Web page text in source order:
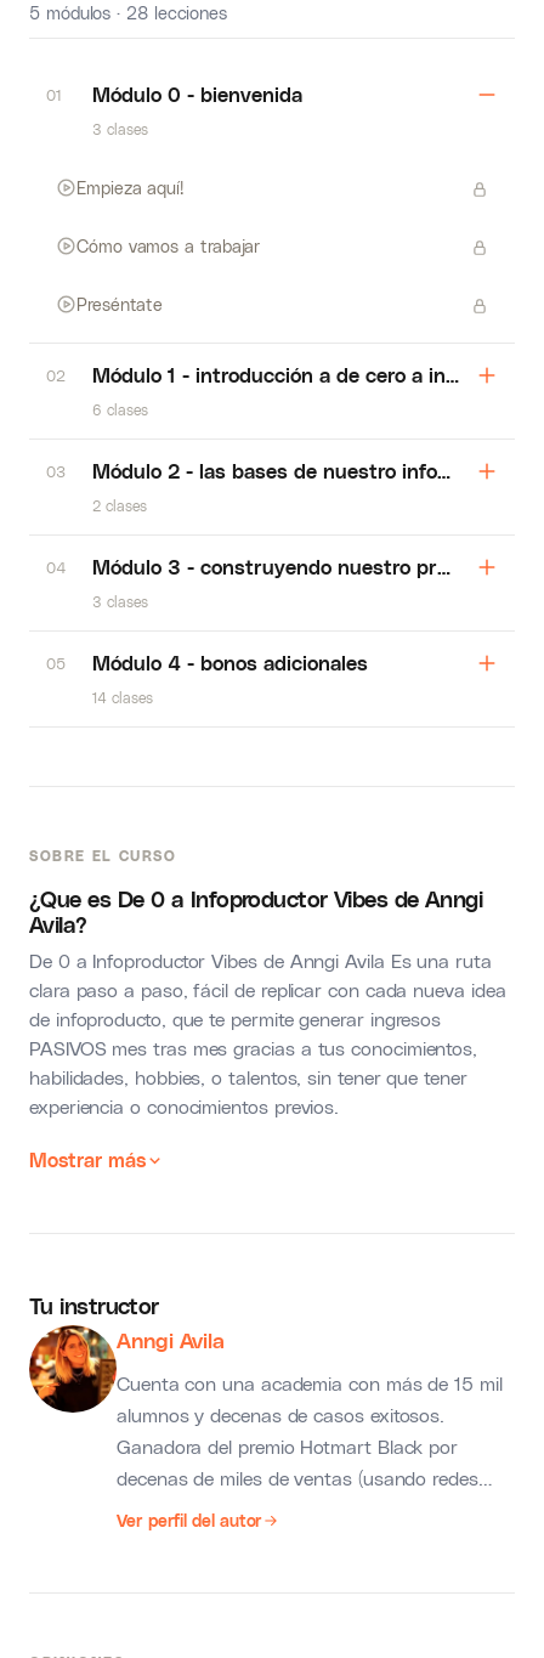
SOBRE EL CURSO
¿Que es De 0 a Infoproductor Vibes de Anngi
Avila?
De 0 a Infoproductor Vibes de Anngi Avila Es una ruta
clara paso a paso, fácil de replicar con cada nueva idea
de infoproducto, que te permite generar ingresos
PASIVOS mes tras mes gracias a tus conocimientos,
habilidades, hobbies, o talentos, sin tener que tener
experiencia o conocimientos previos.
Mostrar más
5 módulos · 28 lecciones
01 Módulo 0 - bienvenida
3 clases
Empieza aquí!
Cómo vamos a trabajar
Preséntate
02 Módulo 1 - introducción a de cero a infovibes!
6 clases
03 Módulo 2 - las bases de nuestro infoproducto
2 clases
04 Módulo 3 - construyendo nuestro producto
3 clases
05 Módulo 4 - bonos adicionales
14 clases
Tu instructor
Anngi Avila
Cuenta con una academia con más de 15 mil
alumnos y decenas de casos exitosos.
Ganadora del premio Hotmart Black por
decenas de miles de ventas (usando redes
sociales), Anngi es publicista, amante de los
Ver perfil del autor